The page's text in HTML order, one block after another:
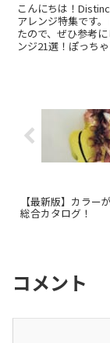
こんにちは！
アレンジ特集です
たので、ぜひ参考
ンジ21選！ぽっち
【最新版】カラー
総合カタログ！
コメント